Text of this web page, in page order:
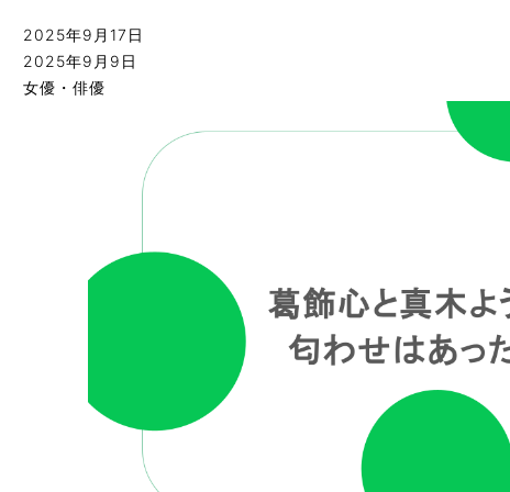
2025年9月17日
2025年9月9日
女優・俳優